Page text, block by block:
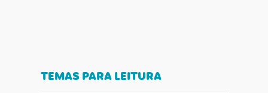
TEMAS PARA LEITURA